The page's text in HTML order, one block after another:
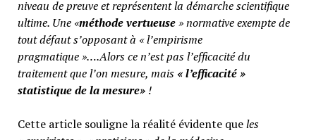
niveau de preuve et représentent la démarche scientifique
ultime. Une «méthode vertueuse» normative exempte de
tout défaut s’opposant à « l’empirisme
pragmatique »….Alors ce n’est pas l’efficacité du
traitement que l’on mesure, mais «l’efficacité »
statistique de la mesure» !
Cette article souligne la réalité évidente queles